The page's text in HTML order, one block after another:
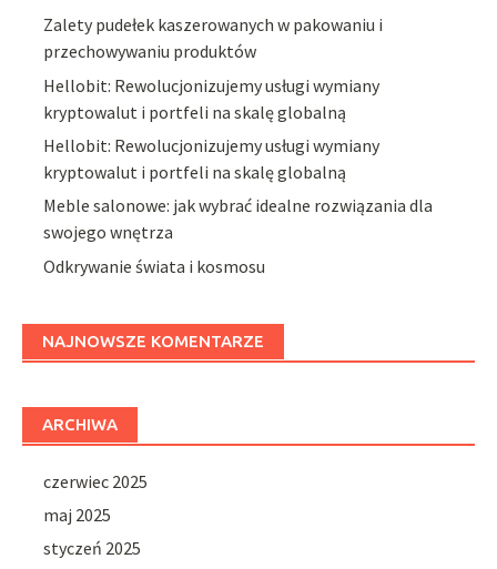
Zalety pudełek kaszerowanych w pakowaniu i
przechowywaniu produktów
Hellobit: Rewolucjonizujemy usługi wymiany
kryptowalut i portfeli na skalę globalną
Hellobit: Rewolucjonizujemy usługi wymiany
kryptowalut i portfeli na skalę globalną
Meble salonowe: jak wybrać idealne rozwiązania dla
swojego wnętrza
Odkrywanie świata i kosmosu
NAJNOWSZE KOMENTARZE
ARCHIWA
czerwiec 2025
maj 2025
styczeń 2025